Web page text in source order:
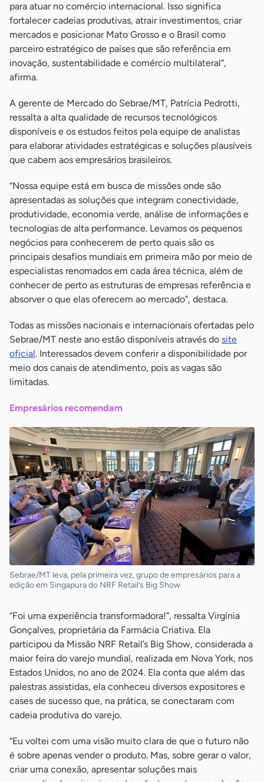
para atuar no comércio internacional. Isso significa
fortalecer cadeias produtivas, atrair investimentos, criar
mercados e posicionar Mato Grosso e o Brasil como
parceiro estratégico de países que são referência em
inovação, sustentabilidade e comércio multilateral”,
afirma.
A gerente de Mercado do Sebrae/MT, Patrícia Pedrotti,
ressalta a alta qualidade de recursos tecnológicos
disponíveis e os estudos feitos pela equipe de analistas
para elaborar atividades estratégicas e soluções plausíveis
que cabem aos empresários brasileiros.
“Nossa equipe está em busca de missões onde são
apresentadas as soluções que integram conectividade,
produtividade, economia verde, análise de informações e
tecnologias de alta performance. Levamos os pequenos
negócios para conhecerem de perto quais são os
principais desafios mundiais em primeira mão por meio de
especialistas renomados em cada área técnica, além de
conhecer de perto as estruturas de empresas referência e
absorver o que elas oferecem ao mercado”, destaca.
Todas as missões nacionais e internacionais ofertadas pelo
Sebrae/MT neste ano estão disponíveis através do site
oficial. Interessados devem conferir a disponibilidade por
meio dos canais de atendimento, pois as vagas são
limitadas.
Empresários recomendam
Sebrae/MT leva, pela primeira vez, grupo de empresários para a
edição em Singapura do NRF Retail’s Big Show
“Foi uma experiência transformadora!”, ressalta Virgínia
Gonçalves, proprietária da Farmácia Criativa. Ela
participou da Missão NRF Retail’s Big Show, considerada a
maior feira do varejo mundial, realizada em Nova York, nos
Estados Unidos, no ano de 2024. Ela conta que além das
palestras assistidas, ela conheceu diversos expositores e
cases de sucesso que, na prática, se conectaram com
cadeia produtiva do varejo.
“Eu voltei com uma visão muito clara de que o futuro não
é sobre apenas vender o produto. Mas, sobre gerar o valor,
criar uma conexão, apresentar soluções mais